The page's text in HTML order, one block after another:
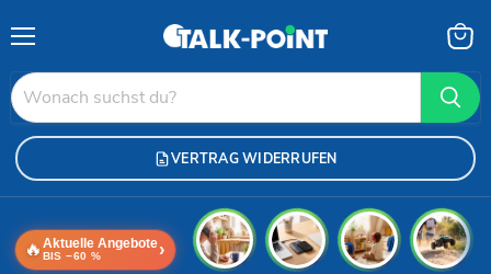
VERTRAG WIDERRUFEN
🔥 Aktuelle Angebote
BIS −60 % ›